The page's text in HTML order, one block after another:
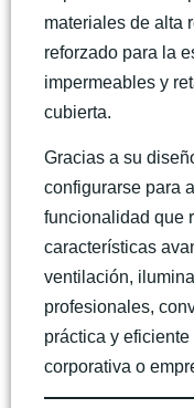
materiales de alta
reforzado para la
impermeables y
cubierta.
Gracias a su
configurarse para
funcionalidad que
características
ventilación,
profesionales,
práctica y
corporativa o